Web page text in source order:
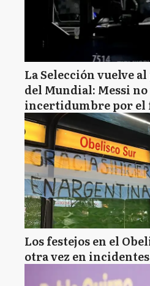
La Selección vuelve
del Mundial: Messi
incertidumbre por el
Los festejos en el
otra vez en incidentes